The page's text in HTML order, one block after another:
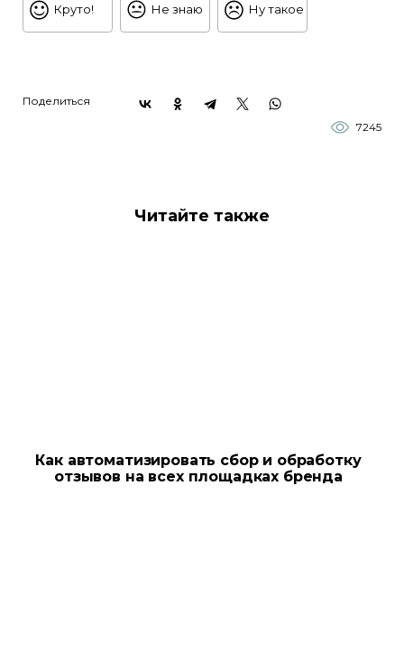
Круто! Не знаю Ну такое
Поделиться
7245
Читайте также
Как автоматизировать сбор и обработку
отзывов на всех площадках бренда